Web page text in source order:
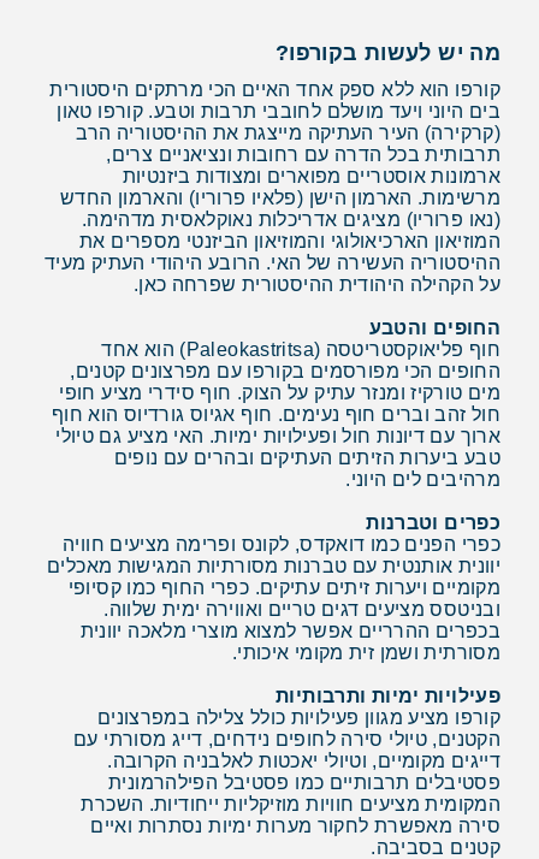
מה יש לעשות בקורפו?
קורפו הוא ללא ספק אחד האיים הכי מרתקים היסטורית
בים היוני ויעד מושלם לחובבי תרבות וטבע. קורפו טאון
(קרקירה) העיר העתיקה מייצגת את ההיסטוריה הרב
תרבותית בכל הדרה עם רחובות ונציאניים צרים,
ארמונות אוסטריים מפוארים ומצודות ביזנטיות
מרשימות. הארמון הישן (פלאיו פרוריו) והארמון החדש
(נאו פרוריו) מציגים אדריכלות נאוקלאסית מדהימה.
המוזיאון הארכיאולוגי והמוזיאון הביזנטי מספרים את
ההיסטוריה העשירה של האי. הרובע היהודי העתיק מעיד
על הקהילה היהודית ההיסטורית שפרחה כאן.
החופים והטבע
חוף פליאוקסטריטסה (Paleokastritsa) הוא אחד
החופים הכי מפורסמים בקורפו עם מפרצונים קטנים,
מים טורקיז ומנזר עתיק על הצוק. חוף סידרי מציע חופי
חול זהב וברים חוף נעימים. חוף אגיוס גורדיוס הוא חוף
ארוך עם דיונות חול ופעילויות ימיות. האי מציע גם טיולי
טבע ביערות הזיתים העתיקים ובהרים עם נופים
מרהיבים לים היוני.
כפרים וטברנות
כפרי הפנים כמו דואקדס, לקונס ופרימה מציעים חוויה
יוונית אותנטית עם טברנות מסורתיות המגישות מאכלים
מקומיים ויערות זיתים עתיקים. כפרי החוף כמו קסיופי
ובניטסס מציעים דגים טריים ואווירה ימית שלווה.
בכפרים ההרריים אפשר למצוא מוצרי מלאכה יוונית
מסורתית ושמן זית מקומי איכותי.
פעילויות ימיות ותרבותיות
קורפו מציע מגוון פעילויות כולל צלילה במפרצונים
הקטנים, טיולי סירה לחופים נידחים, דייג מסורתי עם
דייגים מקומיים, וטיולי יאכטות לאלבניה הקרובה.
פסטיבלים תרבותיים כמו פסטיבל הפילהרמונית
המקומית מציעים חוויות מוזיקליות ייחודיות. השכרת
סירה מאפשרת לחקור מערות ימיות נסתרות ואיים
קטנים בסביבה.